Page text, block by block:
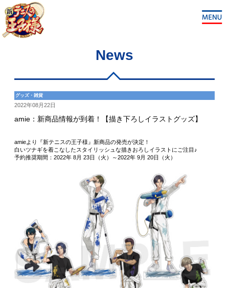
News
グッズ・雑貨
2022年08月22日
amie：新商品情報が到着！【描き下ろしイラストグッズ】
amieより『新テニスの王子様』新商品の発売が決定！
白いツナギを着こなしたスタイリッシュな描きおろしイラストにご注目♪
予約推奨期間：2022年 8月 23日（火）～2022年 9月 20日（火）